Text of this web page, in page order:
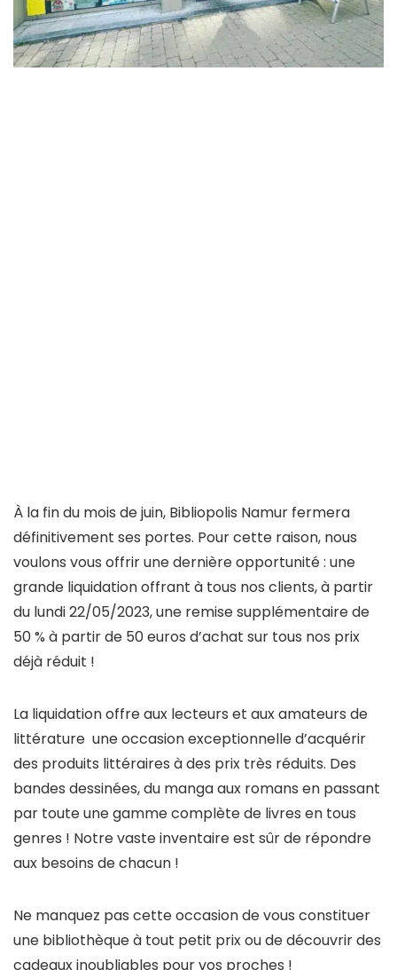
À la fin du mois de juin, Bibliopolis Namur fermera
définitivement ses portes. Pour cette raison, nous
voulons vous offrir une dernière opportunité : une
grande liquidation offrant à tous nos clients, à partir
du lundi 22/05/2023, une remise supplémentaire de
50 % à partir de 50 euros d’achat sur tous nos prix
déjà réduit !
La liquidation offre aux lecteurs et aux amateurs de
littérature une occasion exceptionnelle d’acquérir
des produits littéraires à des prix très réduits. Des
bandes dessinées, du manga aux romans en passant
par toute une gamme complète de livres en tous
genres ! Notre vaste inventaire est sûr de répondre
aux besoins de chacun !
Ne manquez pas cette occasion de vous constituer
une bibliothèque à tout petit prix ou de découvrir des
cadeaux inoubliables pour vos proches !